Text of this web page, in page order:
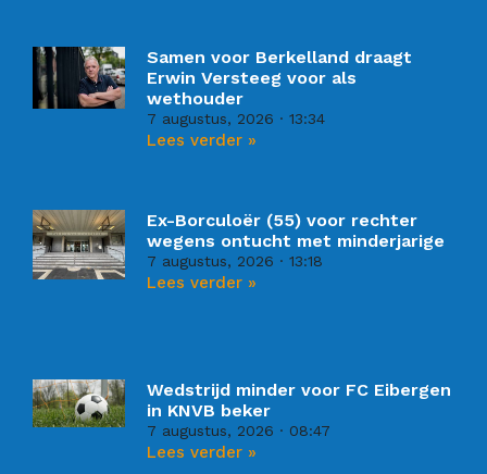
Samen voor Berkelland draagt
Erwin Versteeg voor als
wethouder
7 augustus, 2026 13:34
Lees verder »
Ex-Borculoër (55) voor rechter
wegens ontucht met minderjarige
7 augustus, 2026 13:18
Lees verder »
Wedstrijd minder voor FC Eibergen
in KNVB beker
7 augustus, 2026 08:47
Lees verder »